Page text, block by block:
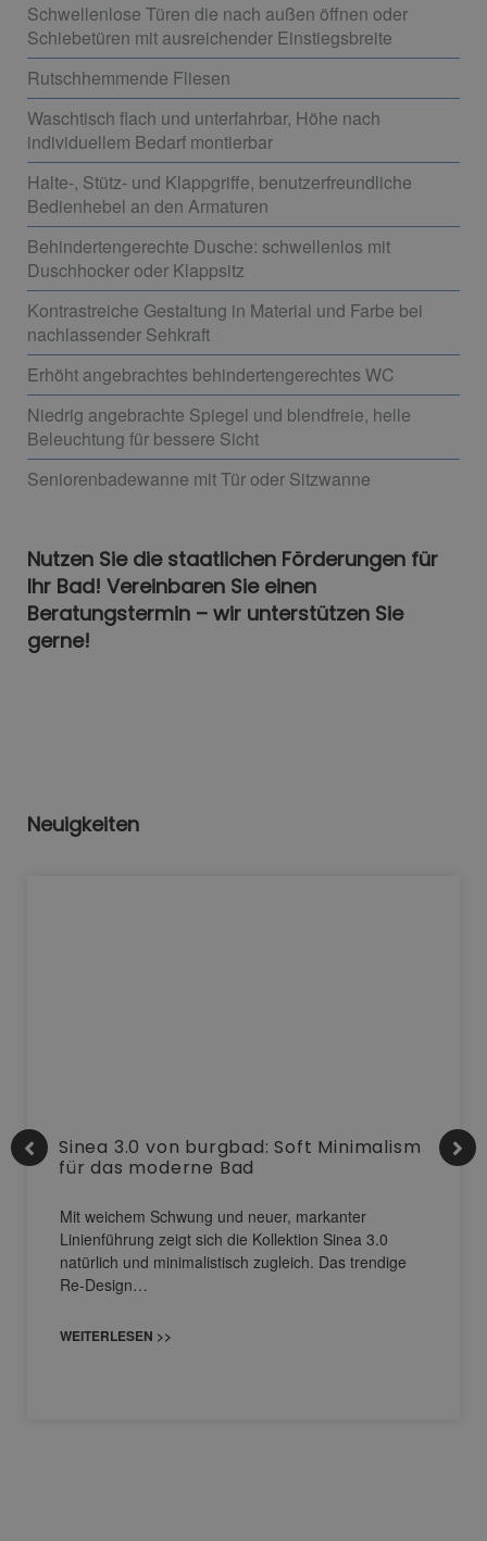
Schwellenlose Türen die nach außen öffnen oder
Schiebetüren mit ausreichender Einstiegsbreite
Rutschhemmende Fliesen
Waschtisch flach und unterfahrbar, Höhe nach
individuellem Bedarf montierbar
Halte-, Stütz- und Klappgriffe, benutzerfreundliche
Bedienhebel an den Armaturen
Behindertengerechte Dusche: schwellenlos mit
Duschhocker oder Klappsitz
Kontrastreiche Gestaltung in Material und Farbe bei
nachlassender Sehkraft
Erhöht angebrachtes behindertengerechtes WC
Niedrig angebrachte Spiegel und blendfreie, helle
Beleuchtung für bessere Sicht
Seniorenbadewanne mit Tür oder Sitzwanne
Nutzen Sie die staatlichen Förderungen für
Ihr Bad! Vereinbaren Sie einen
Beratungstermin – wir unterstützen Sie
gerne!
Neuigkeiten
Sinea 3.0 von burgbad: Soft Minimalism
für das moderne Bad
Mit weichem Schwung und neuer, markanter
Linienführung zeigt sich die Kollektion Sinea 3.0
natürlich und minimalistisch zugleich. Das trendige
Re-Design…
WEITERLESEN >>